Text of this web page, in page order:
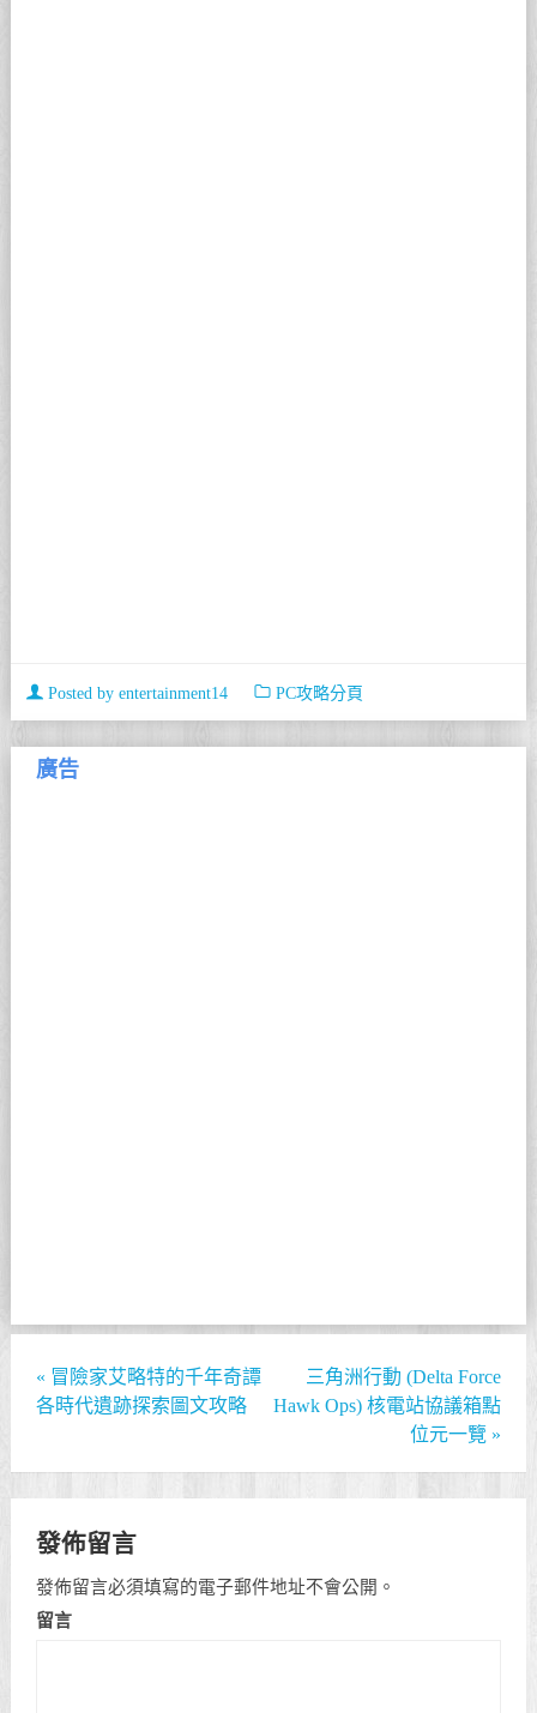
Posted by entertainment14 PC攻略分頁
廣告
« 冒險家艾略特的千年奇譚
各時代遺跡探索圖文攻略
三角洲行動 (Delta Force
Hawk Ops) 核電站協議箱點
位元一覽 »
發佈留言
發佈留言必須填寫的電子郵件地址不會公開。
留言